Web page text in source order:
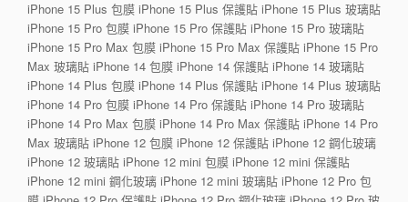
iPhone 15 Plus 包膜 iPhone 15 Plus 保護貼 iPhone 15 Plus 玻璃貼
iPhone 15 Pro 包膜 iPhone 15 Pro 保護貼 iPhone 15 Pro 玻璃貼
iPhone 15 Pro Max 包膜 iPhone 15 Pro Max 保護貼 iPhone 15 Pro
Max 玻璃貼 iPhone 14 包膜 iPhone 14 保護貼 iPhone 14 玻璃貼
iPhone 14 Plus 包膜 iPhone 14 Plus 保護貼 iPhone 14 Plus 玻璃貼
iPhone 14 Pro 包膜 iPhone 14 Pro 保護貼 iPhone 14 Pro 玻璃貼
iPhone 14 Pro Max 包膜 iPhone 14 Pro Max 保護貼 iPhone 14 Pro
Max 玻璃貼 iPhone 12 包膜 iPhone 12 保護貼 iPhone 12 鋼化玻璃
iPhone 12 玻璃貼 iPhone 12 mini 包膜 iPhone 12 mini 保護貼
iPhone 12 mini 鋼化玻璃 iPhone 12 mini 玻璃貼 iPhone 12 Pro 包